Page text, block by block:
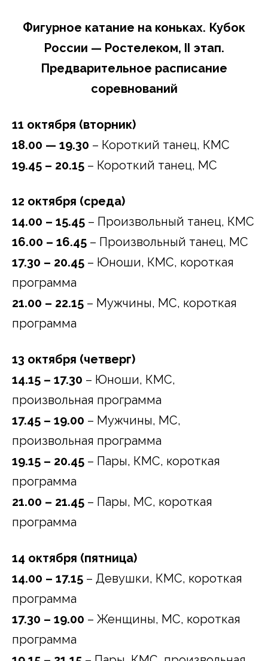
Фигурное катание на коньках. Кубок
России — Ростелеком, II этап.
Предварительное расписание
соревнований
11 октября (вторник)
18.00 — 19.30 – Короткий танец, КМС
19.45 – 20.15 – Короткий танец, МС
12 октября (среда)
14.00 – 15.45 – Произвольный танец, КМС
16.00 – 16.45 – Произвольный танец, МС
17.30 – 20.45 – Юноши, КМС, короткая
программа
21.00 – 22.15 – Мужчины, МС, короткая
программа
13 октября (четверг)
14.15 – 17.30 – Юноши, КМС,
произвольная программа
17.45 – 19.00 – Мужчины, МС,
произвольная программа
19.15 – 20.45 – Пары, КМС, короткая
программа
21.00 – 21.45 – Пары, МС, короткая
программа
14 октября (пятница)
14.00 – 17.15 – Девушки, КМС, короткая
программа
17.30 – 19.00 – Женщины, МС, короткая
программа